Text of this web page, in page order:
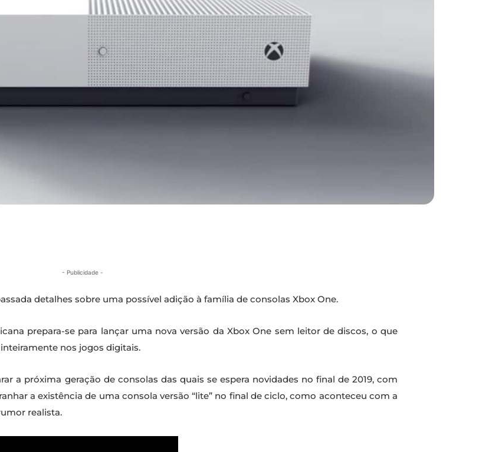
- Publicidade -
detalhes sobre uma possível adição à família de consolas Xbox One.
prepara-se para lançar uma nova versão da Xbox One sem leitor de discos, o que
nos jogos digitais.
a próxima geração de consolas das quais se espera novidades no final de 2019, com
a existência de uma consola versão “lite” no final de ciclo, como aconteceu com a
realista.